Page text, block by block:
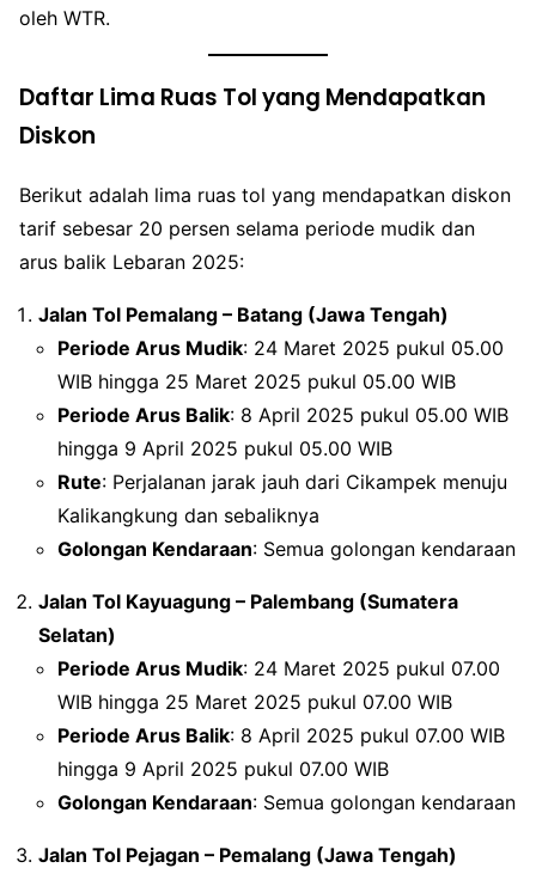
oleh WTR.
Daftar Lima Ruas Tol yang Mendapatkan
Diskon
Berikut adalah lima ruas tol yang mendapatkan diskon
tarif sebesar 20 persen selama periode mudik dan
arus balik Lebaran 2025:
Jalan Tol Pemalang – Batang (Jawa Tengah)
Periode Arus Mudik: 24 Maret 2025 pukul 05.00
WIB hingga 25 Maret 2025 pukul 05.00 WIB
Periode Arus Balik: 8 April 2025 pukul 05.00 WIB
hingga 9 April 2025 pukul 05.00 WIB
Rute: Perjalanan jarak jauh dari Cikampek menuju
Kalikangkung dan sebaliknya
Golongan Kendaraan: Semua golongan kendaraan
Jalan Tol Kayuagung – Palembang (Sumatera
Selatan)
Periode Arus Mudik: 24 Maret 2025 pukul 07.00
WIB hingga 25 Maret 2025 pukul 07.00 WIB
Periode Arus Balik: 8 April 2025 pukul 07.00 WIB
hingga 9 April 2025 pukul 07.00 WIB
Golongan Kendaraan: Semua golongan kendaraan
Jalan Tol Pejagan – Pemalang (Jawa Tengah)